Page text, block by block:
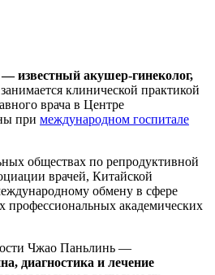
известный акушер-гинеколог,
занимается клинической практикой
врача в Центре
при международном госпитале
обществах по репродуктивной
врачей, Китайской
обмену в сфере
профессиональных академических
Чжао Паньлинь —
диагностика и лечение